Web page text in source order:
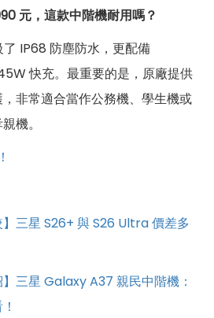
元，這款中階機耐用嗎？
IP68 防塵防水，更配備
快充。最重要的是，原廠提供
非常適合當作公務機、學生機或
機。
】三星 S26+ 與 S26 Ultra 價差多
】三星 Galaxy A37 親民中階機：